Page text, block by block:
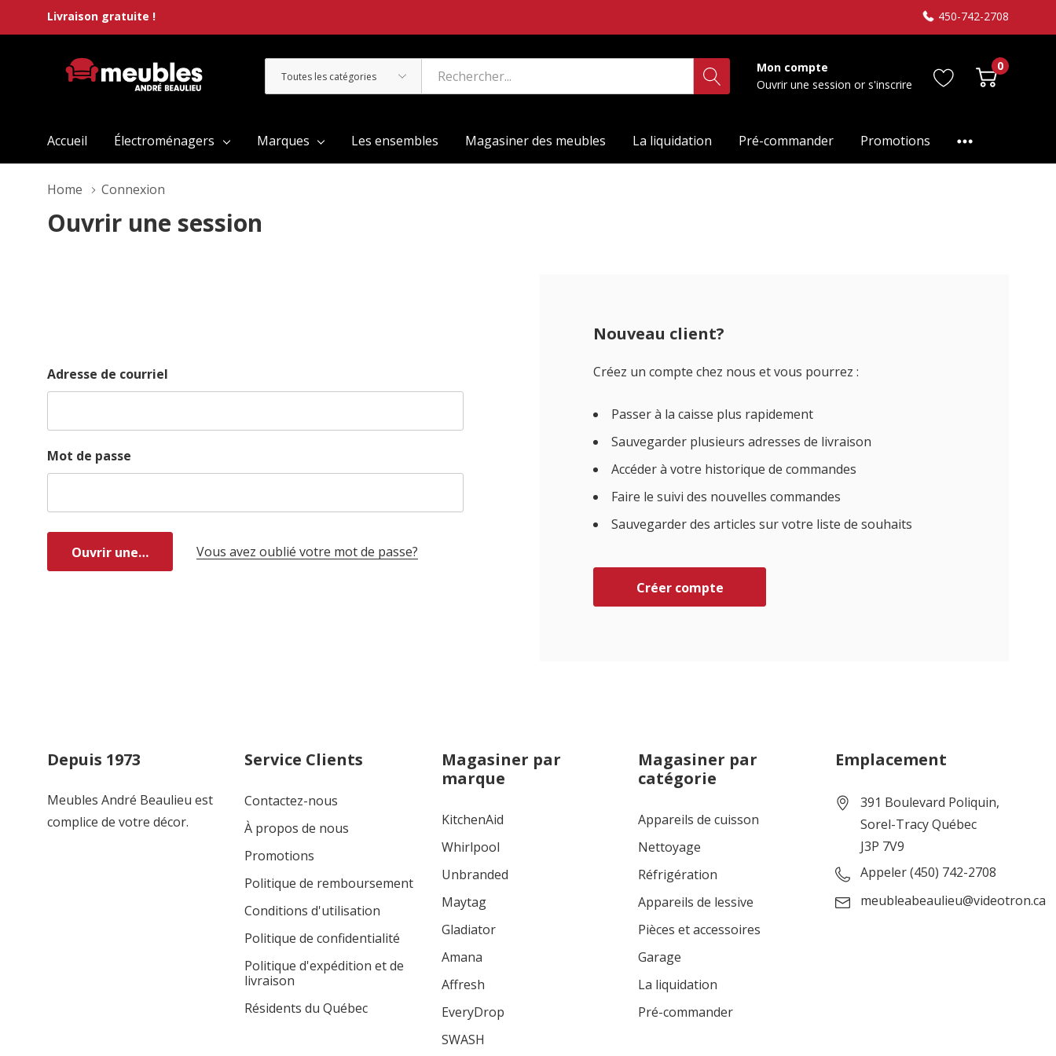
Livraison gratuite ! 450-742-2708
Toutes
les
Rechercher
Mon compte
Ouvrir une session or s'inscrire
0
Accueil Électroménagers Marques Les ensembles Magasiner des meubles La liquidation Pré-commander Promotions
Home Connexion
Ouvrir une session
Adresse de courriel
Mot de passe
Vous avez oublié votre mot de passe?
Nouveau client?
Créez un compte chez nous et vous pourrez :
Passer à la caisse plus rapidement
Sauvegarder plusieurs adresses de livraison
Accéder à votre historique de commandes
Faire le suivi des nouvelles commandes
Sauvegarder des articles sur votre liste de souhaits
Créer compte
Depuis 1973
Meubles André Beaulieu est
complice de votre décor.
Service Clients
Contactez-nous
À propos de nous
Promotions
Politique de remboursement
Conditions d'utilisation
Politique de confidentialité
Politique d'expédition et de
livraison
Résidents du Québec
Magasiner par
marque
KitchenAid
Whirlpool
Unbranded
Maytag
Gladiator
Amana
Affresh
EveryDrop
SWASH
Magasiner par
catégorie
Appareils de cuisson
Nettoyage
Réfrigération
Appareils de lessive
Pièces et accessoires
Garage
La liquidation
Pré-commander
Emplacement
391 Boulevard Poliquin,
Sorel-Tracy Québec
J3P 7V9
Appeler (450) 742-2708
meubleabeaulieu@videotron.ca